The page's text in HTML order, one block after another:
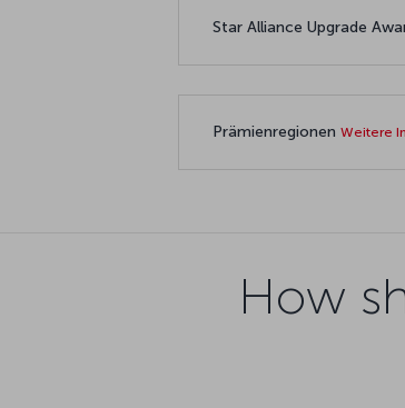
Star Alliance Upgrade
Prämienregionen Weitere
How